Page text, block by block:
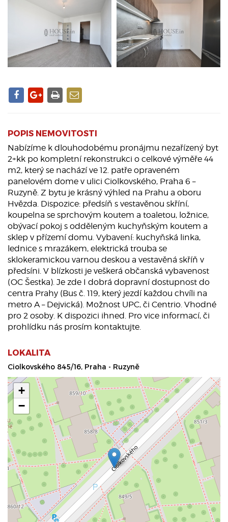
POPIS NEMOVITOSTI
Nabízíme k dlouhodobému pronájmu nezařízený byt
2+kk po kompletní rekonstrukci o celkové výměře 44
m2, který se nachází ve 12. patře opraveném
panelovém dome v ulici Ciolkovského, Praha 6 –
Ruzyně. Z bytu je krásný výhled na Prahu a oboru
Hvězda. Dispozice: předsíň s vestavěnou skříní,
koupelna se sprchovým koutem a toaletou, ložnice,
obývací pokoj s odděleným kuchyňským koutem a
sklep v přízemí domu. Vybavení: kuchyňská linka,
lednice s mrazákem, elektrická trouba se
sklokeramickou varnou deskou a vestavěná skříň v
předsíni. V blízkosti je veškerá občanská vybavenost
(OC Šestka). Je zde I dobrá dopravní dostupnost do
centra Prahy (Bus č. 119, který jezdí každou chvíli na
metro A – Dejvická). Možnost UPC, či Centrio. Vhodné
pro 2 osoby. K dispozici ihned. Pro vice informací, či
prohlídku nás prosím kontaktujte.
LOKALITA
Ciolkovského 845/16, Praha - Ruzyně
+
−